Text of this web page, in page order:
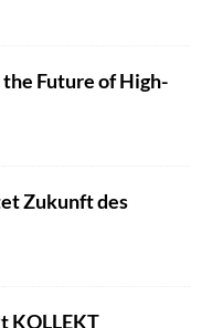
Future of High-
Zukunft des
KOLLEKT